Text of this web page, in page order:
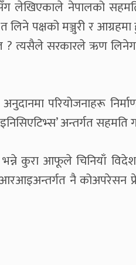
लेखिएकाले नेपालको
पक्षको मञ्जुरी र
त्यसैले सरकारले ऋण लिनेगरी
परियोजनाहरू निर्माण
अन्तर्गत सहमति
कुरा आफूले चिनियाँ
नै कोअपरेसन